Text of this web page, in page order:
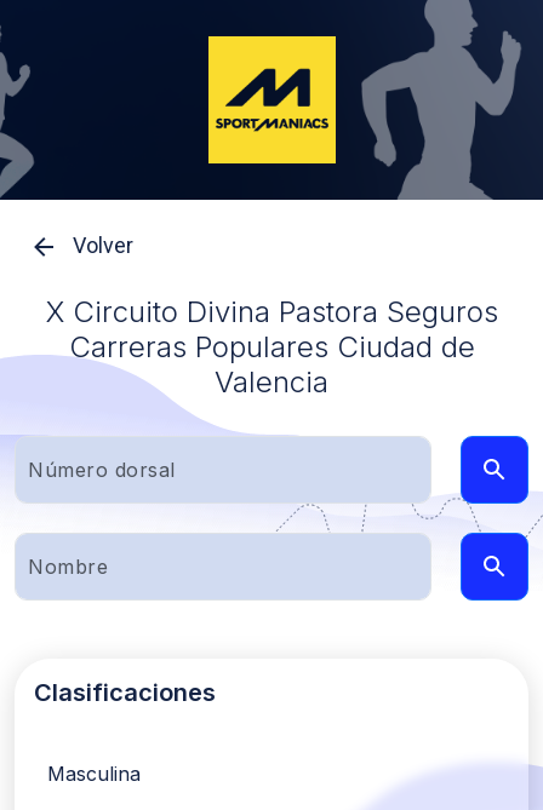
Volver
X Circuito Divina Pastora Seguros
Carreras Populares Ciudad de
Valencia
Clasificaciones
Masculina